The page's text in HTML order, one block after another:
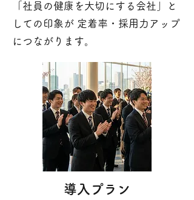
「社員の健康を大切にする会社」と
しての印象が 定着率・採用力アップ
につながります。
導入プラン